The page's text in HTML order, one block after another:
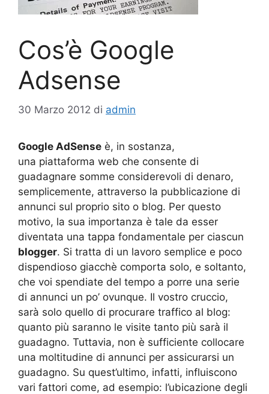
Cos’è Google
Adsense
30 Marzo 2012 di admin
Google AdSense è, in sostanza,
una piattaforma web che consente di
guadagnare somme considerevoli di denaro,
semplicemente, attraverso la pubblicazione di
annunci sul proprio sito o blog. Per questo
motivo, la sua importanza è tale da esser
diventata una tappa fondamentale per ciascun
blogger. Si tratta di un lavoro semplice e poco
dispendioso giacchè comporta solo, e soltanto,
che voi spendiate del tempo a porre una serie
di annunci un po’ ovunque. Il vostro cruccio,
sarà solo quello di procurare traffico al blog:
quanto più saranno le visite tanto più sarà il
guadagno. Tuttavia, non è sufficiente collocare
una moltitudine di annunci per assicurarsi un
guadagno. Su quest’ultimo, infatti, influiscono
vari fattori come, ad esempio: l’ubicazione degli